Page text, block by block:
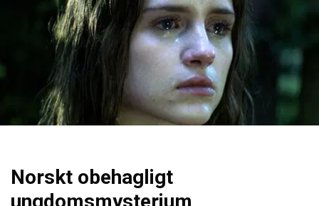
Norskt obehagligt
ungdomsmysterium